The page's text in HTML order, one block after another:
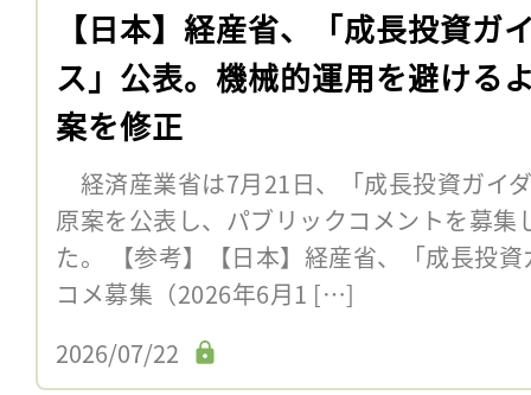
【日本】経産省、「成長投資ガ
ス」公表。機械的運用を避ける
案を修正
経済産業省は7月21日、「成長投資ガイ
原案を公表し、パブリックコメントを募集
た。 【参考】【日本】経産省、「成長投
コメ募集（2026年6月1 […]
2026/07/22